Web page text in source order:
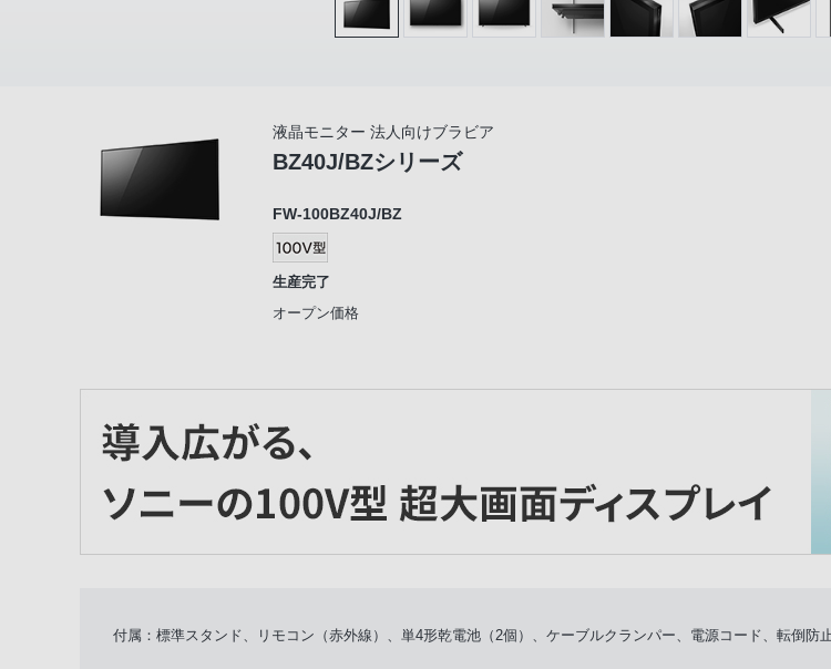
液晶モニター 法人向けブラビア
BZ40J/BZシリーズ
FW-100BZ40J/BZ
生産完了
オープン価格
付属：標準スタンド、リモコン（赤外線）、単4形乾電池（2個）、ケーブルクランパー、電源コード、転倒防